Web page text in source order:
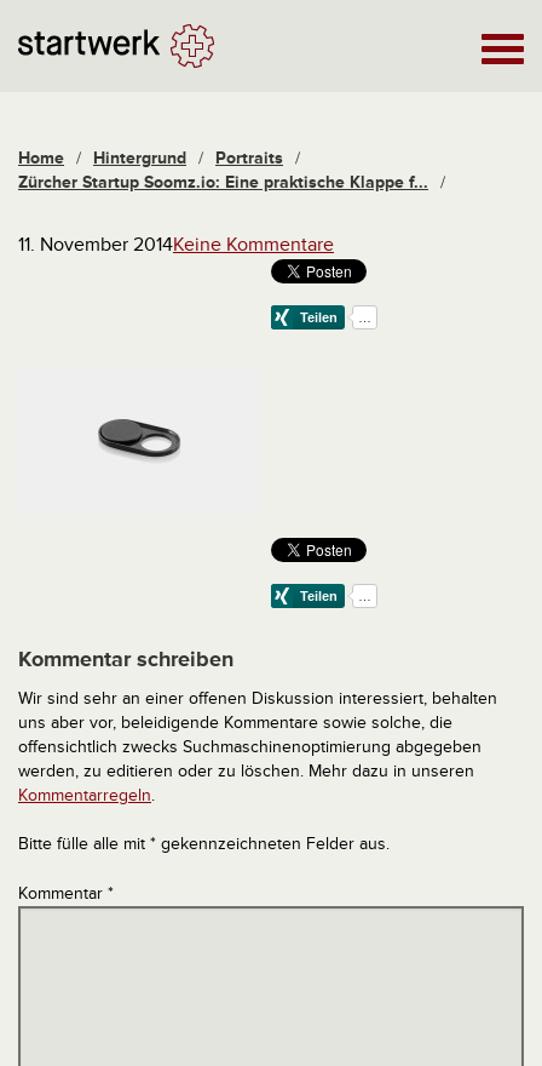
Home / Hintergrund / Portraits /
Zürcher Startup Soomz.io: Eine praktische Klappe f...
/
11. November 2014Keine Kommentare
Kommentar schreiben
Wir sind sehr an einer offenen Diskussion interessiert, behalten
uns aber vor, beleidigende Kommentare sowie solche, die
offensichtlich zwecks Suchmaschinenoptimierung abgegeben
werden, zu editieren oder zu löschen. Mehr dazu in unseren
Kommentarregeln.
Bitte fülle alle mit * gekennzeichneten Felder aus.
Kommentar *